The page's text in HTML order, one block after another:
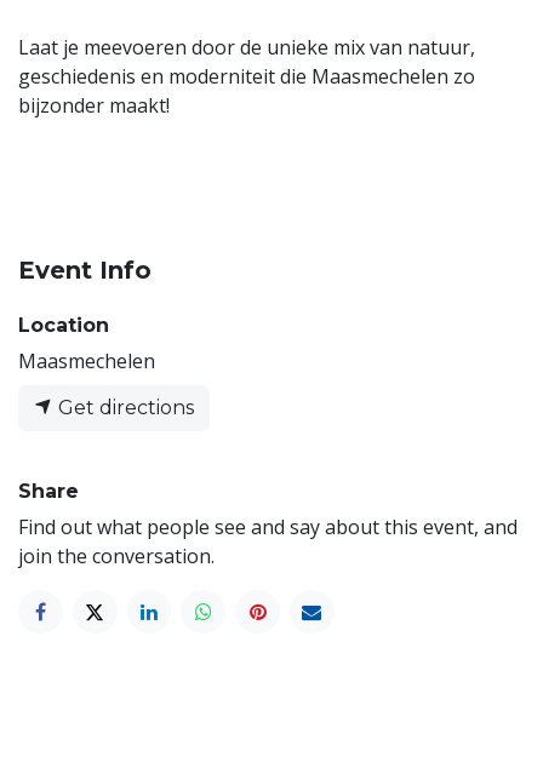
Laat je meevoeren door de unieke mix van natuur,
geschiedenis en moderniteit die Maasmechelen zo
bijzonder maakt!
Event Info
Location
Maasmechelen
Get directions
Share
Find out what people see and say about this event, and
join the conversation.